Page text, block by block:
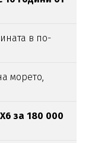
в по-
морето,
за 180 000